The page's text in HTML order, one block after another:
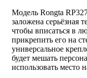
Модель Rongta
заложена серьёзная
чтобы вписаться в
прикрепить его на
универсальное
будет мешать
использовать место